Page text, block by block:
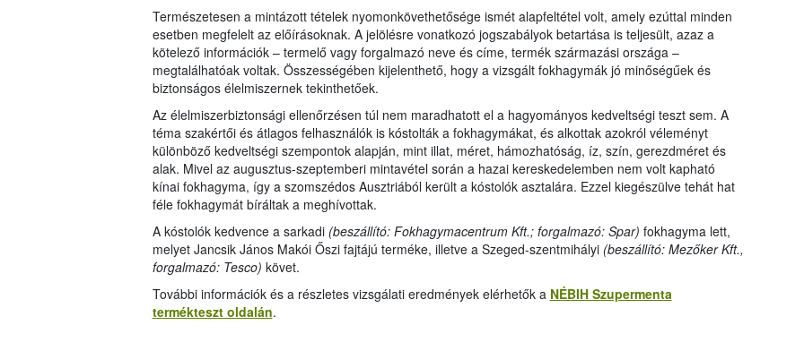
Természetesen a mintázott tételek nyomonkövethetősége ismét alapfeltétel volt, amely ezúttal minden
esetben megfelelt az előírásoknak. A jelölésre vonatkozó jogszabályok betartása is teljesült, azaz a
kötelező információk – termelő vagy forgalmazó neve és címe, termék származási országa –
megtalálhatóak voltak. Összességében kijelenthető, hogy a vizsgált fokhagymák jó minőségűek és
biztonságos élelmiszernek tekinthetőek.
Az élelmiszerbiztonsági ellenőrzésen túl nem maradhatott el a hagyományos kedveltségi teszt sem. A
téma szakértői és átlagos felhasználók is kóstolták a fokhagymákat, és alkottak azokról véleményt
különböző kedveltségi szempontok alapján, mint illat, méret, hámozhatóság, íz, szín, gerezdméret és
alak. Mivel az augusztus-szeptemberi mintavétel során a hazai kereskedelemben nem volt kapható
kínai fokhagyma, így a szomszédos Ausztriából került a kóstolók asztalára. Ezzel kiegészülve tehát hat
féle fokhagymát bíráltak a meghívottak.
A kóstolók kedvence a sarkadi (beszállító: Fokhagymacentrum Kft.; forgalmazó: Spar) fokhagyma lett,
melyet Jancsik János Makói Őszi fajtájú terméke, illetve a Szeged-szentmihályi (beszállító: Mezőker Kft.,
forgalmazó: Tesco) követ.
További információk és a részletes vizsgálati eredmények elérhetők a NÉBIH Szupermenta
termékteszt oldalán.